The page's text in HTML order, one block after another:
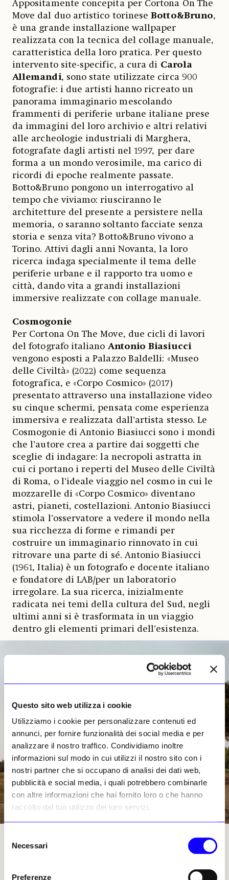
Questo sito web utilizza i cookie
Utilizziamo i cookie per personalizzare contenuti ed
annunci, per fornire funzionalità dei social media e per
analizzare il nostro traffico. Condividiamo inoltre
informazioni sul modo in cui utilizzi il nostro sito con i
nostri partner che si occupano di analisi dei dati web,
pubblicità e social media, i quali potrebbero combinarle
con altre informazioni che hai fornito loro o che hanno
raccolto dal tuo utilizzo dei loro servizi.
delNecessari
Preferenze
Appositamente concepita per Cortona On The
Move dal duo artistico torineseBotto&Bruno,
è una grande installazione wallpaper
realizzata con la tecnica del collage manuale,
caratteristica della loro pratica. Per questo
intervento site-specific, a cura di Carola
Allemandi, sono state utilizzate circa 900
fotografie: i due artisti hanno ricreato un
panorama immaginario mescolando
frammenti di periferie urbane italiane prese
da immagini del loro archivio e altri relativi
alle archeologie industriali di Marghera,
fotografate dagli artisti nel 1997, per dare
forma a un mondo verosimile, ma carico di
ricordi di epoche realmente passate.
Botto&Bruno pongono un interrogativo al
tempo che viviamo: riusciranno le
architetture del presente a persistere nella
memoria, o saranno soltanto facciate senza
storia e senza vita? Botto&Bruno vivono a
Torino. Attivi dagli anni Novanta, la loro
ricerca indaga specialmente il tema delle
periferie urbane e il rapporto tra uomo e
città, dando vita a grandi installazioni
immersive realizzate con collage manuale.
Cosmogonie
Per Cortona On The Move, due cicli di lavori
del fotografo italiano Antonio Biasiucci
vengono esposti a Palazzo Baldelli: «Museo
delle Civiltà» (2022) come sequenza
fotografica, e «Corpo Cosmico» (2017)
presentato attraverso una installazione video
su cinque schermi, pensata come esperienza
immersiva e realizzata dall’artista stesso. Le
Cosmogonie di Antonio Biasiucci sono i mondi
che l’autore crea a partire dai soggetti che
sceglie di indagare: la necropoli astratta in
cui ci portano i reperti del Museo delle Civiltà
di Roma, o l’ideale viaggio nel cosmo in cui le
mozzarelle di «Corpo Cosmico» diventano
astri, pianeti, costellazioni. Antonio Biasiucci
stimola l’osservatore a vedere il mondo nella
sua ricchezza di forme e rimandi per
costruire un immaginario rinnovato in cui
ritrovare una parte di sé. Antonio Biasiucci
(1961, Italia) è un fotografo e docente italiano
e fondatore di LAB/per un laboratorio
irregolare. La sua ricerca, inizialmente
radicata nei temi della cultura del Sud, negli
ultimi anni si è trasformata in un viaggio
dentro gli elementi primari dell’esistenza.
Joel_Sternfeld, Il Grande Ninfeo della Villa dei Gordiani, Roma, agosto 1990 © Joel